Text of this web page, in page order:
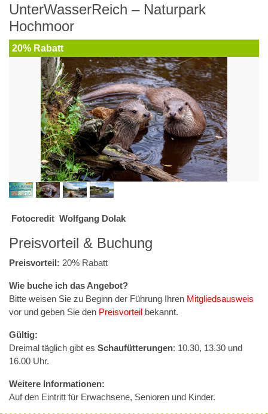
UnterWasserReich – Naturpark
Hochmoor
20% Rabatt
Fotocredit Wolfgang Dolak
Preisvorteil & Buchung
Preisvorteil: 20% Rabatt
Wie buche ich das Angebot?
Bitte weisen Sie zu Beginn der Führung Ihren Mitgliedsausweis
vor und geben Sie den Preisvorteil bekannt.
Gültig:
Dreimal täglich gibt es Schaufütterungen: 10.30, 13.30 und
16.00 Uhr.
Weitere Informationen:
Auf den Eintritt für Erwachsene, Senioren und Kinder.